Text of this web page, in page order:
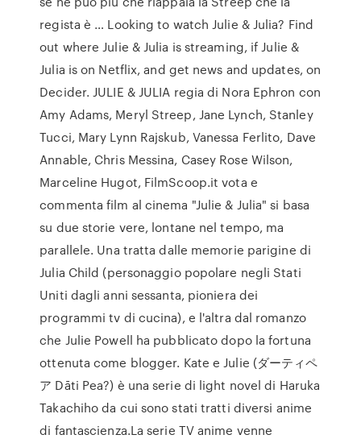
regista è … Looking to watch Julie & Julia? Find
out where Julie & Julia is streaming, if Julie &
Julia is on Netflix, and get news and updates, on
Decider. JULIE & JULIA regia di Nora Ephron con
Amy Adams, Meryl Streep, Jane Lynch, Stanley
Tucci, Mary Lynn Rajskub, Vanessa Ferlito, Dave
Annable, Chris Messina, Casey Rose Wilson,
Marceline Hugot, FilmScoop.it vota e
commenta film al cinema "Julie & Julia" si basa
su due storie vere, lontane nel tempo, ma
parallele. Una tratta dalle memorie parigine di
Julia Child (personaggio popolare negli Stati
Uniti dagli anni sessanta, pioniera dei
programmi tv di cucina), e l'altra dal romanzo
che Julie Powell ha pubblicato dopo la fortuna
ottenuta come blogger. Kate e Julie (ダーティペ
ア Dāti Pea?) è una serie di light novel di Haruka
Takachiho da cui sono stati tratti diversi anime
di fantascienza.La serie TV anime venne